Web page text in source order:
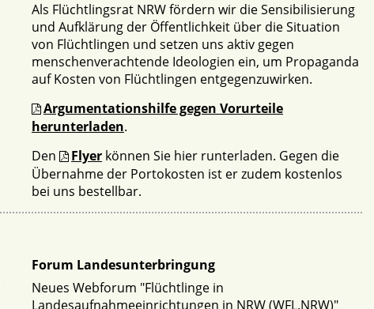
Als Flüchtlingsrat NRW fördern wir die Sensibilisierung
und Aufklärung der Öffentlichkeit über die Situation
von Flüchtlingen und setzen uns aktiv gegen
menschenverachtende Ideologien ein, um Propaganda
auf Kosten von Flüchtlingen entgegenzuwirken.
Argumentationshilfe gegen Vorurteile
herunterladen.
Den
Flyer können Sie hier runterladen. Gegen die
Übernahme der Portokosten ist er zudem kostenlos
bei uns bestellbar.
Forum Landesunterbringung
Neues Webforum "Flüchtlinge in
Landesaufnahmeeinrichtungen in NRW (WFL.NRW)"